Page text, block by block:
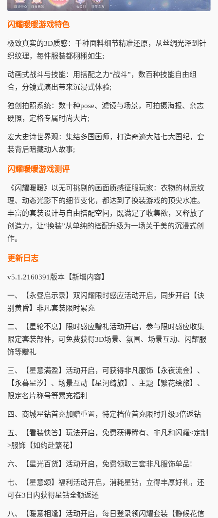
闪耀暖暖游戏特色
极致真实的3D质感：千种面料细节精准还原，从丝绸光泽到针
织纹理，每件服装都栩栩如生;
动画式战斗与技能：用搭配之力“战斗”，数百种技能自由组
合，分镜式演出带来沉浸式体验;
独创拍照系统：数十种pose、滤镜与场景，可拍摄海报、杂志
硬照，定格专属时尚大片;
宏大史诗世界观：集结多国画师，打造奇迹大陆七大国纪，套
装背后暗藏动人故事;
闪耀暖暖游戏测评
《闪耀暖暖》以无可挑剔的画面质感征服玩家：衣物的材质纹
理、动态光影下的细节变化，都达到了换装游戏的顶尖水准。
丰富的套装设计与自由搭配空间，既满足了收集欲，又释放了
创造力，让“换装”从单纯的搭配升级为一场关于美的沉浸式创
作。
更新日志
v5.1.2160391版本【新增内容】
一、【永昼启示录】双闪耀限时感应活动开启，同步开启【诀
别黄昏】非凡套装限时累充
二、【星轮不息】限时感应赠礼活动开启，参与限时感应收集
限定套装部件，可免费获得3D场景、氛围、场景互动、闪耀服
饰等赠礼
三、【星意满盈】活动开启，可获得非凡服饰【永夜流金】、
【永暮星汐】、场景互动【星河绮旅】、主题【繁花绘旅】、
限定名片称号等累充福利
四、商城星钻首充加赠重置，特定档位首充限时升级3倍返钻
五、【看装快答】玩法开启，免费获得稀有、非凡和闪耀<定制
>服饰【如约赴繁花】
六、【星光百货】活动开启，免费领取三套非凡服饰单品!
七、【星意颂】福利活动开启，消耗星钻，立得丰厚好礼，还
可在3日内获得星钻全额返还
八、【暖意相逢】活动开启，每日登录领闪耀套装【静候花信